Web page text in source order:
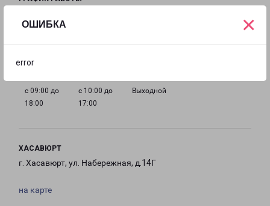
ОШИБКА
error
×
с 09:00 до
18:00
с 10:00 до
17:00
Выходной
ХАСАВЮРТ
г. Хасавюрт, ул. Набережная, д.14Г
на карте